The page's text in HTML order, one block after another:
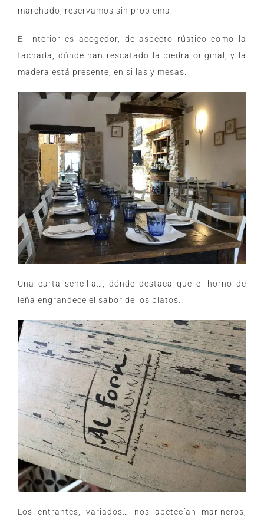
marchado, reservamos sin problema.
El interior es acogedor, de aspecto rústico como la
fachada, dónde han rescatado la piedra original, y la
madera está presente, en sillas y mesas.
Una carta sencilla…, dónde destaca que el horno de
leña engrandece el sabor de los platos…
Los entrantes, variados… nos apetecían marineros,